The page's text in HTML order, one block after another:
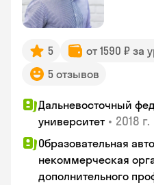
5 от 1590 ₽ за
5 отзывов
Дальневосточный
университет • 2018 г.
Образовательная
некоммерческая
дополнительного